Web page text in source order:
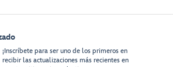
¡Inscríbete para ser uno de los primeros en
recibir las actualizaciones más recientes en